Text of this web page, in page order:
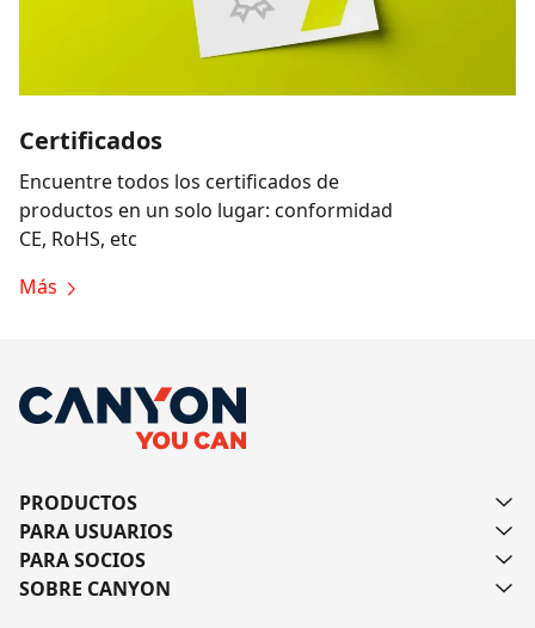
Certificados
Encuentre todos los certificados de
productos en un solo lugar: conformidad
CE, RoHS, etc
Más
PRODUCTOS
PARA USUARIOS
PARA SOCIOS
SOBRE CANYON